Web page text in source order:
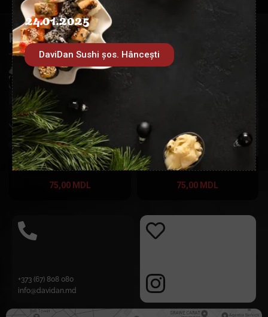
PRODUSE SIMILARE
Inele de calmar
75,00 MDL
Popcorn Creveți
75,00 MDL
+373 (67) 808 080
info@davidan.md
24.01.2025
DaviDan Sushi șos. Hâncești